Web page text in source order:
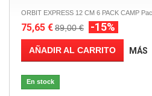
ORBIT EXPRESS 12 CM 6 PACK CAMP
75,65 €89,00 € -15%
AÑADIR AL CARRITO MÁS
En stock